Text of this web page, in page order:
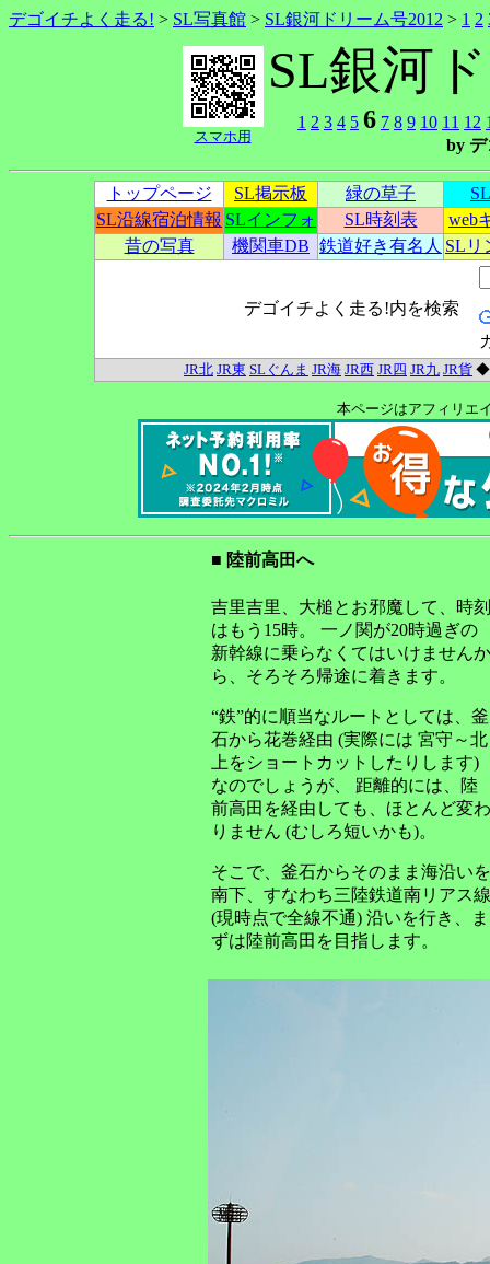
デゴイチよく走る! > SL写真館 > SL銀河ドリーム号2012 > 1 2
スマホ用
SL銀河
1 2 3 4 5 6 7 8 9 10 11 12
by
トップページ SL掲示板 緑の草子
SL沿線宿泊情報 SLインフォ SL時刻表
web
昔の写真
機関車DB 鉄道好き有名人 SLリ
デゴイチよく走る!内を検索
JR北 JR東 SLぐんま JR海 JR西 JR四 JR九 JR貨
本ページはアフィリエ
■ 陸前高田へ
吉里吉里、大槌とお邪魔して、時刻
はもう15時。 一ノ関が20時過ぎの
新幹線に乗らなくてはいけませんか
ら、そろそろ帰途に着きます。
“鉄”的に順当なルートとしては、釜
石から花巻経由 (実際には 宮守～北
上をショートカットしたりします)
なのでしょうが、 距離的には、陸
前高田を経由しても、ほとんど変わ
りません (むしろ短いかも)。
そこで、釜石からそのまま海沿いを
南下、すなわち三陸鉄道南リアス線
(現時点で全線不通) 沿いを行き、ま
ずは陸前高田を目指します。